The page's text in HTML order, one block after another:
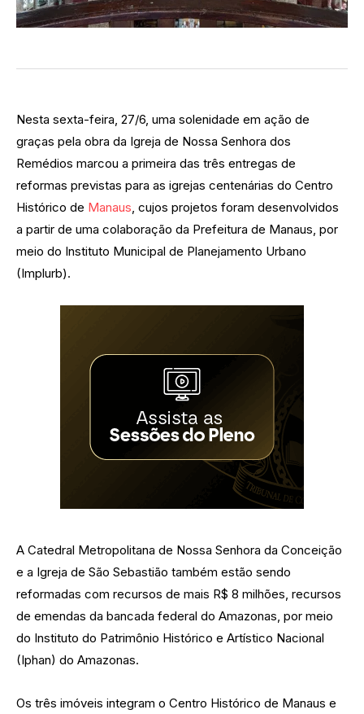
Nesta sexta-feira, 27/6, uma solenidade em ação de
graças pela obra da Igreja de Nossa Senhora dos
Remédios marcou a primeira das três entregas de
reformas previstas para as igrejas centenárias do Centro
Histórico de Manaus, cujos projetos foram desenvolvidos
a partir de uma colaboração da Prefeitura de Manaus, por
meio do Instituto Municipal de Planejamento Urbano
(Implurb).
A Catedral Metropolitana de Nossa Senhora da Conceição
e a Igreja de São Sebastião também estão sendo
reformadas com recursos de mais R$ 8 milhões, recursos
de emendas da bancada federal do Amazonas, por meio
do Instituto do Patrimônio Histórico e Artístico Nacional
(Iphan) do Amazonas.
Os três imóveis integram o Centro Histórico de Manaus e